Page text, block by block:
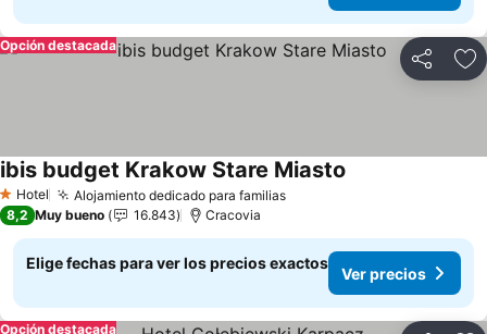
Compartir
Opción destacada
1 Estrellas
Hotel Alojamiento dedicado para familiasVer precios
ibis budget Krakow Stare Miasto
8,2 Muy bueno 16.843 Cracovia
Elige fechas para ver los precios exactos
Ver precios
Opción destacada